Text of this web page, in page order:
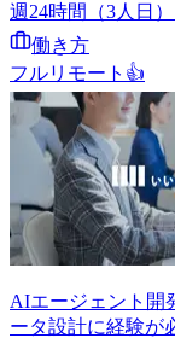
週24時間（3人日）
働き方
フルリモート 👍
AIエージェント開
ータ設計に経験が